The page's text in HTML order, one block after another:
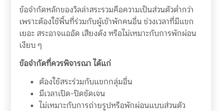
ข้อจำกัดหลักของวิลล่าสระรวมคือความเป็นส่วนตัวต่ำกว่า
เพราะต้องใช้พื้นที่ร่วมกับผู้เข้าพักคนอื่น ช่วงเวลาที่มีแขก
เยอะ สระอาจแออัด เสียงดัง หรือไม่เหมาะกับการพักผ่อน
เงียบ ๆ
ข้อจำกัดที่ควรพิจารณา ได้แก่
ต้องใช้สระร่วมกับแขกกลุ่มอื่น
มีเวลาเปิด-ปิดชัดเจน
ไม่เหมาะกับการถ่ายรูปหรือพักผ่อนแบบส่วนตัว